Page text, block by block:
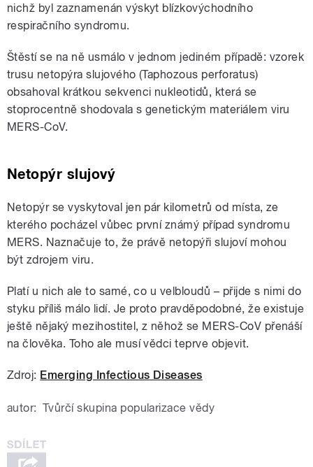
nichž byl zaznamenán výskyt blízkovýchodního
respiračního syndromu.
Štěstí se na ně usmálo v jednom jediném případě: vzorek
trusu netopýra slujového (Taphozous perforatus)
obsahoval krátkou sekvenci nukleotidů, která se
stoprocentně shodovala s genetickým materiálem viru
MERS-CoV.
Netopýr slujový
Netopýr se vyskytoval jen pár kilometrů od místa, ze
kterého pocházel vůbec první známý případ syndromu
MERS. Naznačuje to, že právě netopýři slujoví mohou
být zdrojem viru.
Platí u nich ale to samé, co u velbloudů – přijde s nimi do
styku příliš málo lidí. Je proto pravděpodobné, že existuje
ještě nějaký mezihostitel, z něhož se MERS-CoV přenáší
na člověka. Toho ale musí vědci teprve objevit.
Zdroj: Emerging Infectious Diseases
autor: Tvůrčí skupina popularizace vědy